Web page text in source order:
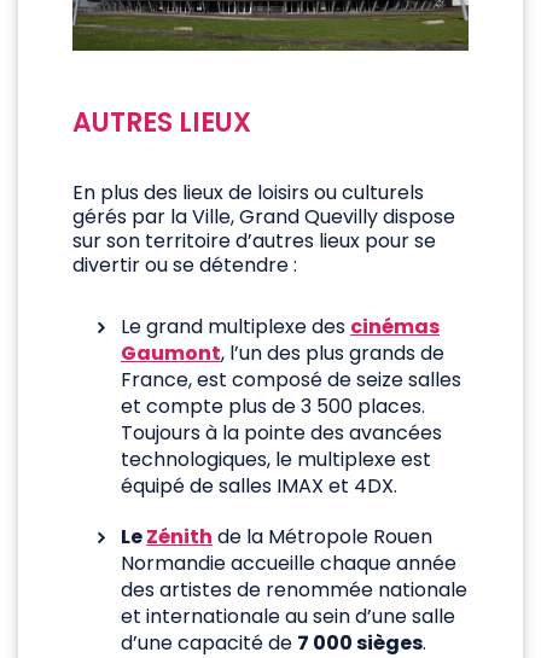
AUTRES LIEUX
En plus des lieux de loisirs ou culturels
gérés par la Ville, Grand Quevilly dispose
sur son territoire d’autres lieux pour se
divertir ou se détendre :
Le grand multiplexe des cinémas
Gaumont, l’un des plus grands de
France, est composé de seize salles
et compte plus de 3 500 places.
Toujours à la pointe des avancées
technologiques, le multiplexe est
équipé de salles IMAX et 4DX.
LeZénith de la Métropole Rouen
Normandie accueille chaque année
des artistes de renommée nationale
et internationale au sein d’une salle
d’une capacité de 7 000 sièges.